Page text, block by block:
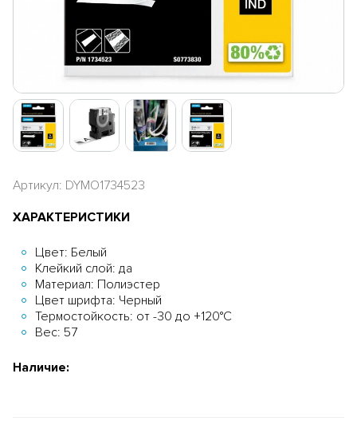
Артикул: DYMO1734523
ХАРАКТЕРИСТИКИ
Цвет: Белый
Клейкий слой: да
Материал: Полиэстер
Цвет шрифта: Черный
Термостойкость: от -30 до +120°С
Вес: 57
Наличие: